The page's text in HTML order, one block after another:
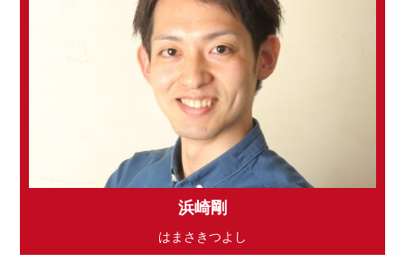
浜崎剛
はまさきつよし